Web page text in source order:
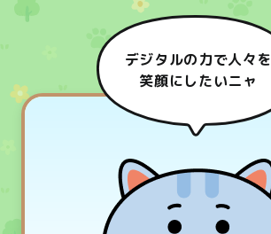
デジタルの力で人々を
笑顔にしたいニャ